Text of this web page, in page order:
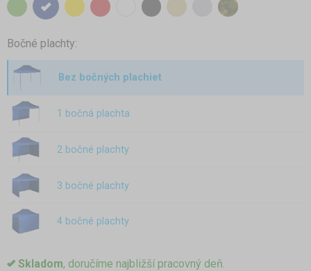
Bočné plachty:
Bez bočných plachiet
1 bočná plachta
2 bočné plachty
3 bočné plachty
4 bočné plachty
Skladom, doručíme najbližší pracovný deň.